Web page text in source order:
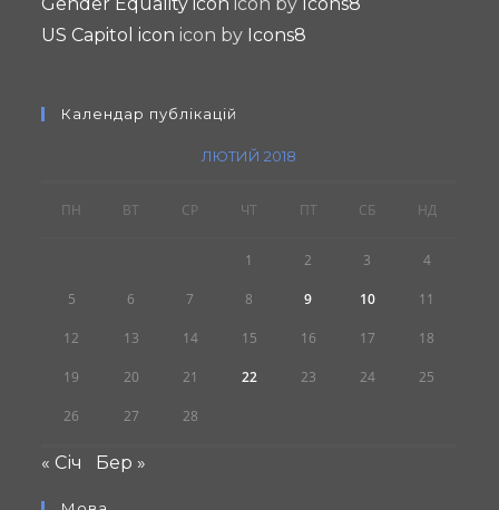
tab
US Capitol icon icon by Icons8
Календар публікацій
ЛЮТИЙ 2018
ПН ВТ СР ЧТ ПТ СБ НД
1 2 3 4
5 6 7 8 9 10 11
12 13 14 15 16 17 18
19 20 21 22 23 24 25
26 27 28
« Січ Бер »